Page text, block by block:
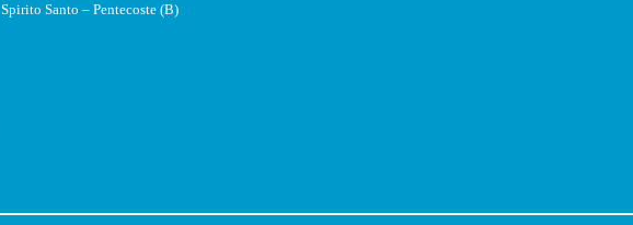
Spirito Santo – Pentecoste (B)